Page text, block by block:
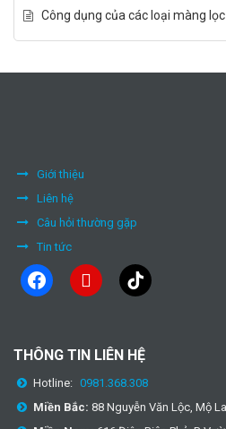
Công dụng của các loại màng
Giới thiệu
Liên hệ
Câu hỏi thường gặp
Tin tức
facebook youtube tiktok
THÔNG TIN LIÊN HỆ
Hotline: 0981.368.308
Miền Bắc: 88 Nguyễn Văn Lộc, Mộ